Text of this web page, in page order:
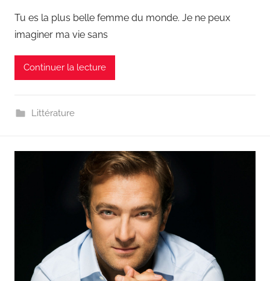
Tu es la plus belle femme du monde. Je ne peux
imaginer ma vie sans
Continuer la lecture
Littérature